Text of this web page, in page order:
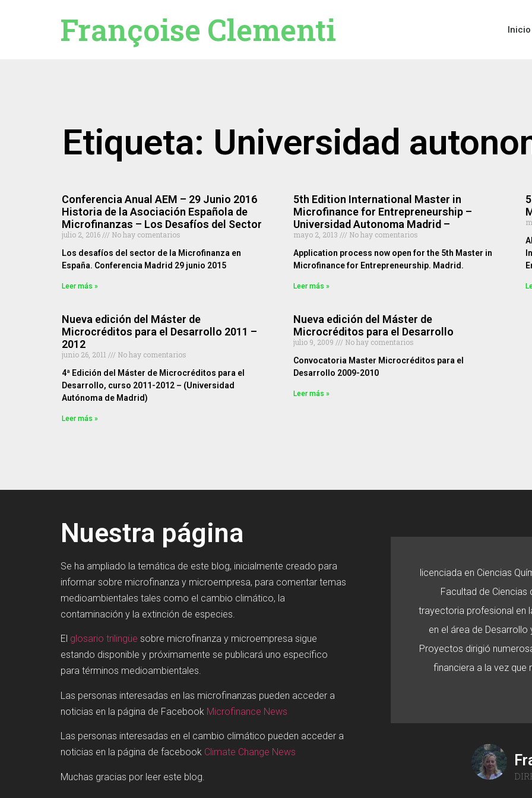
Françoise Clementi Inicio
Etiqueta: Universidad
Conferencia Anual AEM – 29 Junio 2016
Historia de la Asociación Española de
Microfinanzas – Los Desafíos del Sector
julio 2, 2016
No hay comentarios
Los desafíos del sector de la Microfinanza en
España. Conferencia Madrid 29 junio 2015
Leer más »
5th Edition International Master in
Microfinance for Entrepreneurship –
Universidad Autonoma Madrid –
mayo 2, 2013
No hay comentarios
Application process now open for the 5th Master in
Microfinance for Entrepreneurship. Madrid.
Leer más »
Nueva edición del Máster de
Microcréditos para el Desarrollo 2011 –
2012
junio 26, 2011
No hay comentarios
4ª Edición del Máster de Microcréditos para el
Desarrollo, curso 2011-2012 – (Universidad
Autónoma de Madrid)
Leer más »
Nueva edición del Máster de
Microcréditos para el Desarrollo
julio 9, 2009
No hay comentarios
Convocatoria Master Microcréditos para el
Desarrollo 2009-2010
Leer más »
Nuestra página
Se ha ampliado la temática de este blog, inicialmente creado para
informar sobre microfinanza y microempresa, para comentar temas
medioambientales tales como el cambio climático, la
contaminación y la extinción de especies.
El glosario trilingüe sobre microfinanza y microempresa sigue
estando disponible y próximamente se publicará uno específico
para términos medioambientales.
Las personas interesadas en las microfinanzas pueden acceder a
noticias en la página de Facebook Microfinance News
Las personas interesadas en el cambio climático pueden acceder a
noticias en la página de facebook Climate Change News
Muchas gracias por leer este blog.
licenciada en Ciencias
Facultad de Ciencias
trayectoria profesional en
en el área de
Proyectos dirigió
financiera a la vez que